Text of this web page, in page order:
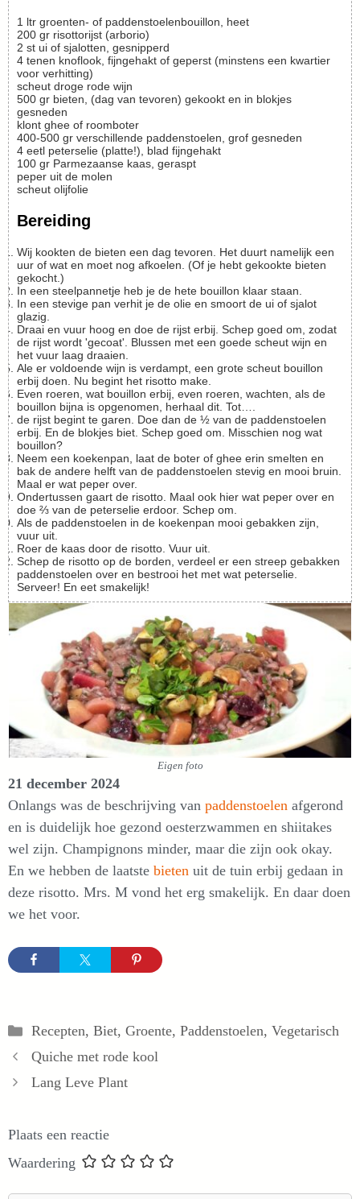
1 ltr groenten- of paddenstoelenbouillon, heet
200 gr risottorijst (arborio)
2 st ui of sjalotten, gesnipperd
4 tenen knoflook, fijngehakt of geperst (minstens een kwartier
voor verhitting)
scheut droge rode wijn
500 gr bieten, (dag van tevoren) gekookt en in blokjes
gesneden
klont ghee of roomboter
400-500 gr verschillende paddenstoelen, grof gesneden
4 eetl peterselie (platte!), blad fijngehakt
100 gr Parmezaanse kaas, geraspt
peper uit de molen
scheut olijfolie
Bereiding
Wij kookten de bieten een dag tevoren. Het duurt namelijk een
uur of wat en moet nog afkoelen. (Of je hebt gekookte bieten
gekocht.)
In een steelpannetje heb je de hete bouillon klaar staan.
In een stevige pan verhit je de olie en smoort de ui of sjalot
glazig.
Draai en vuur hoog en doe de rijst erbij. Schep goed om, zodat
de rijst wordt 'gecoat'. Blussen met een goede scheut wijn en
het vuur laag draaien.
Ale er voldoende wijn is verdampt, een grote scheut bouillon
erbij doen. Nu begint het risotto make.
Even roeren, wat bouillon erbij, even roeren, wachten, als de
bouillon bijna is opgenomen, herhaal dit. Tot….
de rijst begint te garen. Doe dan de ½ van de paddenstoelen
erbij. En de blokjes biet. Schep goed om. Misschien nog wat
bouillon?
Neem een koekenpan, laat de boter of ghee erin smelten en
bak de andere helft van de paddenstoelen stevig en mooi bruin.
Maal er wat peper over.
Ondertussen gaart de risotto. Maal ook hier wat peper over en
doe ⅔ van de peterselie erdoor. Schep om.
Als de paddenstoelen in de koekenpan mooi gebakken zijn,
vuur uit.
Roer de kaas door de risotto. Vuur uit.
Schep de risotto op de borden, verdeel er een streep gebakken
paddenstoelen over en bestrooi het met wat peterselie.
Serveer! En eet smakelijk!
Eigen foto
21 december 2024
Onlangs was de beschrijving van paddenstoelen afgerond
en is duidelijk hoe gezond oesterzwammen en shiitakes
wel zijn. Champignons minder, maar die zijn ook okay.
En we hebben de laatste bieten uit de tuin erbij gedaan in
deze risotto. Mrs. M vond het erg smakelijk. En daar doen
we het voor.
Categorieën
Recepten, Biet, Groente, Paddenstoelen, Vegetarisch
Quiche met rode kool
Lang Leve Plant
Plaats een reactie
Waardering